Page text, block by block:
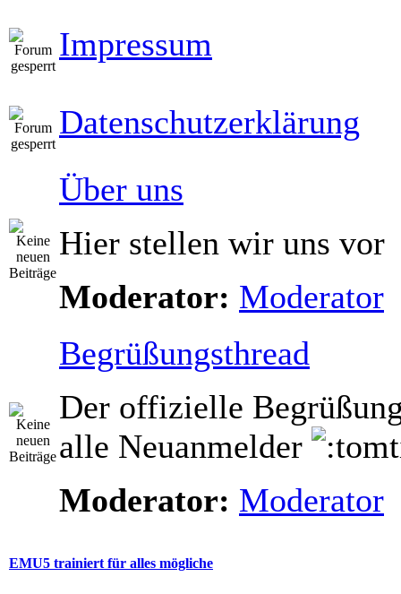
Impressum
Datenschutzerklärung
Über uns
Hier stellen wir uns vor
Moderator: Moderator
Begrüßungsthread
Der offizielle
alle Neuanmelder
Moderator: Moderator
EMU5 trainiert für alles mögliche